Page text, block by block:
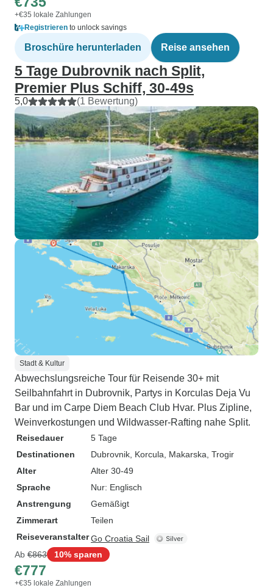
+€35 lokale Zahlungen
Registrieren to unlock savings
Broschüre herunterladen Reise ansehen
5 Tage Dubrovnik nach Split,
Premier Plus Schiff, 30-49s
5,0 (1 Bewertung)
Stadt & Kultur
Abwechslungsreiche Tour für Reisende 30+ mit
Seilbahnfahrt in Dubrovnik, Partys in Korculas Deja Vu
Bar und im Carpe Diem Beach Club Hvar. Plus Zipline,
Weinverkostungen und Wildwasser-Rafting nahe Split.
Reisedauer
5 Tage
Destinationen
Dubrovnik , Korcula , Makarska , Trogir
Alter
Alter 30-49
Sprache
Nur: Englisch
Anstrengung
Gemäßigt
Zimmerart
Teilen
ReiseveranstalterGo Croatia Sail
Ab €863 10% sparen
€777
+€35 lokale Zahlungen